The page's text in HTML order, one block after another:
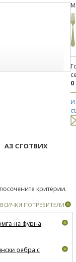
0
АЗ СГОТВИХ
критерии.
ПОТРЕБИТЕЛИ
на фурна
ребра с